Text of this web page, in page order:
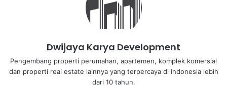
Dwijaya Karya Development
Pengembang properti perumahan, apartemen, komplek komersial
dan properti real estate lainnya yang terpercaya di Indonesia lebih
dari 10 tahun.